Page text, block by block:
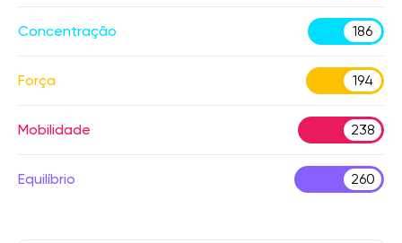
Concentração 186
Força 194
Mobilidade 238
Equilíbrio 260